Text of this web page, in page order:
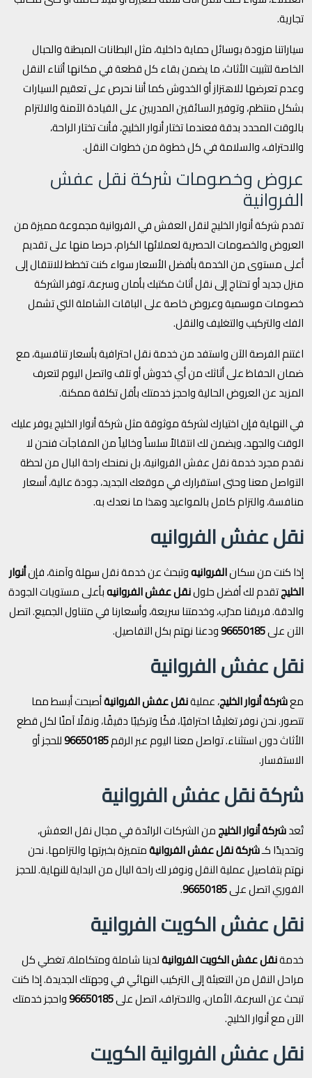
تجارية.
سياراتنا مزودة بوسائل حماية داخلية، مثل البطانات المبطنة والحبال
الخاصة لتثبيت الأثاث، ما يضمن بقاء كل قطعة في مكانها أثناء النقل
وعدم تعرضها للاهتزاز أو الخدوش كما أننا نحرص على تعقيم السيارات
بشكل منتظم، وتوفير السائقين المدربين على القيادة الآمنة والالتزام
بالوقت المحدد بدقة فعندما تختار أنوار الخليج، فأنت تختار الراحة،
والاحتراف، والسلامة في كل خطوة من خطوات النقل.
عروض وخصومات شركة نقل عفش
الفروانية
تقدم شركة أنوار الخليج لنقل العفش في الفروانية مجموعة مميزة من
العروض والخصومات الحصرية لعملائها الكرام، حرصا منها على تقديم
أعلى مستوى من الخدمة بأفضل الأسعار سواء كنت تخطط للانتقال إلى
منزل جديد أو تحتاج إلى نقل أثاث مكتبك بأمان وسرعة، توفر الشركة
خصومات موسمية وعروض خاصة على الباقات الشاملة التي تشمل
الفك والتركيب والتغليف والنقل.
اغتنم الفرصة الآن واستفد من خدمة نقل احترافية بأسعار تنافسية، مع
ضمان الحفاظ على أثاثك من أي خدوش أو تلف واتصل اليوم لتعرف
المزيد عن العروض الحالية واحجز خدمتك بأقل تكلفة ممكنة.
في النهاية فإن اختيارك لشركة موثوقة مثل شركة أنوار الخليج يوفر عليك
الوقت والجهد، ويضمن لك انتقالاً سلساً وخالياً من المفاجآت فنحن لا
نقدم مجرد خدمة نقل عفش الفروانية، بل نمنحك راحة البال من لحظة
التواصل معنا وحتى استقرارك في موقعك الجديد، جودة عالية، أسعار
منافسة، والتزام كامل بالمواعيد وهذا ما نعدك به.
نقل عفش الفروانيه
إذا كنت من سكانالفروانيهوتبحث عن خدمة نقل سهلة وآمنة، فإنأنوار
الخليجتقدم لك أفضل حلولنقل عفش الفروانيهبأعلى مستويات الجودة
والدقة. فريقنا مدرّب، وخدمتنا سريعة، وأسعارنا في متناول الجميع. اتصل
الآن على96650185ودعنا نهتم بكل التفاصيل.
نقل عفش الفروانية
معشركة أنوار الخليج، عمليةنقل عفش الفروانيةأصبحت أبسط مما
تتصور. نحن نوفر تغليفًا احترافيًا، فكًا وتركيبًا دقيقًا، ونقلًا آمنًا لكل قطع
الأثاث دون استثناء. تواصل معنا اليوم عبر الرقم96650185للحجز أو
الاستفسار.
شركة نقل عفش الفروانية
تُعدشركة أنوار الخليجمن الشركات الرائدة في مجال نقل العفش،
وتحديدًا كـشركة نقل عفش الفروانيةمتميزة بخبرتها والتزامها. نحن
نهتم بتفاصيل عملية النقل ونوفر لك راحة البال من البداية للنهاية. للحجز
الفوري اتصل على96650185
.
نقل عفش الكويت الفروانية
خدمةنقل عفش الكويت الفروانيةلدينا شاملة ومتكاملة، تغطي كل
مراحل النقل من التعبئة إلى التركيب النهائي في وجهتك الجديدة. إذا كنت
تبحث عن السرعة، الأمان، والاحتراف، اتصل على96650185واحجز خدمتك
الآن مع أنوار الخليج.
نقل عفش الفروانية الكويت